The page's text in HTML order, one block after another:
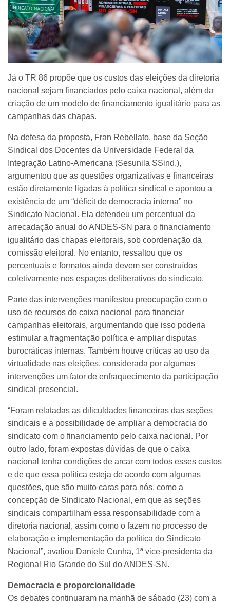
Já o TR 86 propõe que os custos das eleições da diretoria
nacional sejam financiados pelo caixa nacional, além da
criação de um modelo de financiamento igualitário para as
campanhas das chapas.
Na defesa da proposta, Fran Rebellato, base da Seção
Sindical dos Docentes da Universidade Federal da
Integração Latino-Americana (Sesunila SSind.),
argumentou que as questões organizativas e financeiras
estão diretamente ligadas à política sindical e apontou a
existência de um “déficit de democracia interna” no
Sindicato Nacional. Ela defendeu um percentual da
arrecadação anual do ANDES-SN para o financiamento
igualitário das chapas eleitorais, sob coordenação da
comissão eleitoral. No entanto, ressaltou que os
percentuais e formatos ainda devem ser construídos
coletivamente nos espaços deliberativos do sindicato.
Parte das intervenções manifestou preocupação com o
uso de recursos do caixa nacional para financiar
campanhas eleitorais, argumentando que isso poderia
estimular a fragmentação política e ampliar disputas
burocráticas internas. Também houve críticas ao uso da
virtualidade nas eleições, considerada por algumas
intervenções um fator de enfraquecimento da participação
sindical presencial.
“Foram relatadas as dificuldades financeiras das seções
sindicais e a possibilidade de ampliar a democracia do
sindicato com o financiamento pelo caixa nacional. Por
outro lado, foram expostas dúvidas de que o caixa
nacional tenha condições de arcar com todos esses custos
e de que essa política esteja de acordo com algumas
questões, que são muito caras para nós, como a
concepção de Sindicato Nacional, em que as seções
sindicais compartilham essa responsabilidade com a
diretoria nacional, assim como o fazem no processo de
elaboração e implementação da política do Sindicato
Nacional”, avaliou Daniele Cunha, 1ª vice-presidenta da
Regional Rio Grande do Sul do ANDES-SN.
Democracia e proporcionalidade
Os debates continuaram na manhã de sábado (23) com a